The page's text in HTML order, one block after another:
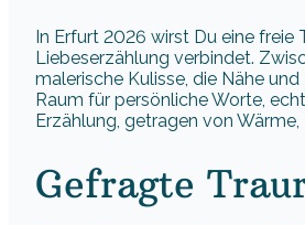
In Erfurt 2026 wirst Du eine freie
Liebeserzählung verbindet.
malerische Kulisse, die Nähe
Raum für persönliche Worte,
Erzählung, getragen von
Gefragte